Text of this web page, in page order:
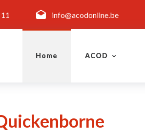
info@acodonline.be
Home ACOD